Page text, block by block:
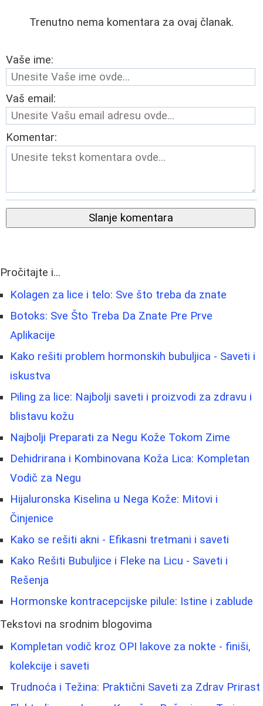
Trenutno nema komentara za ovaj članak.
Vaše ime:
Vaš email:
Komentar:
Slanje komentara
Pročitajte i...
Kolagen za lice i telo: Sve što treba da znate
Botoks: Sve Što Treba Da Znate Pre Prve
Aplikacije
Kako rešiti problem hormonskih bubuljica - Saveti i
iskustva
Piling za lice: Najbolji saveti i proizvodi za zdravu i
blistavu kožu
Najbolji Preparati za Negu Kože Tokom Zime
Dehidrirana i Kombinovana Koža Lica: Kompletan
Vodič za Negu
Hijaluronska Kiselina u Nega Kože: Mitovi i
Činjenice
Kako se rešiti akni - Efikasni tretmani i saveti
Kako Rešiti Bubuljice i Fleke na Licu - Saveti i
Rešenja
Hormonske kontracepcijske pilule: Istine i zablude
Tekstovi na srodnim blogovima
Kompletan vodič kroz OPI lakove za nokte - finiši,
kolekcije i saveti
Trudnoća i Težina: Praktični Saveti za Zdrav Prirast